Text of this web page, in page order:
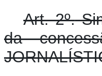
Art. 2º.
da